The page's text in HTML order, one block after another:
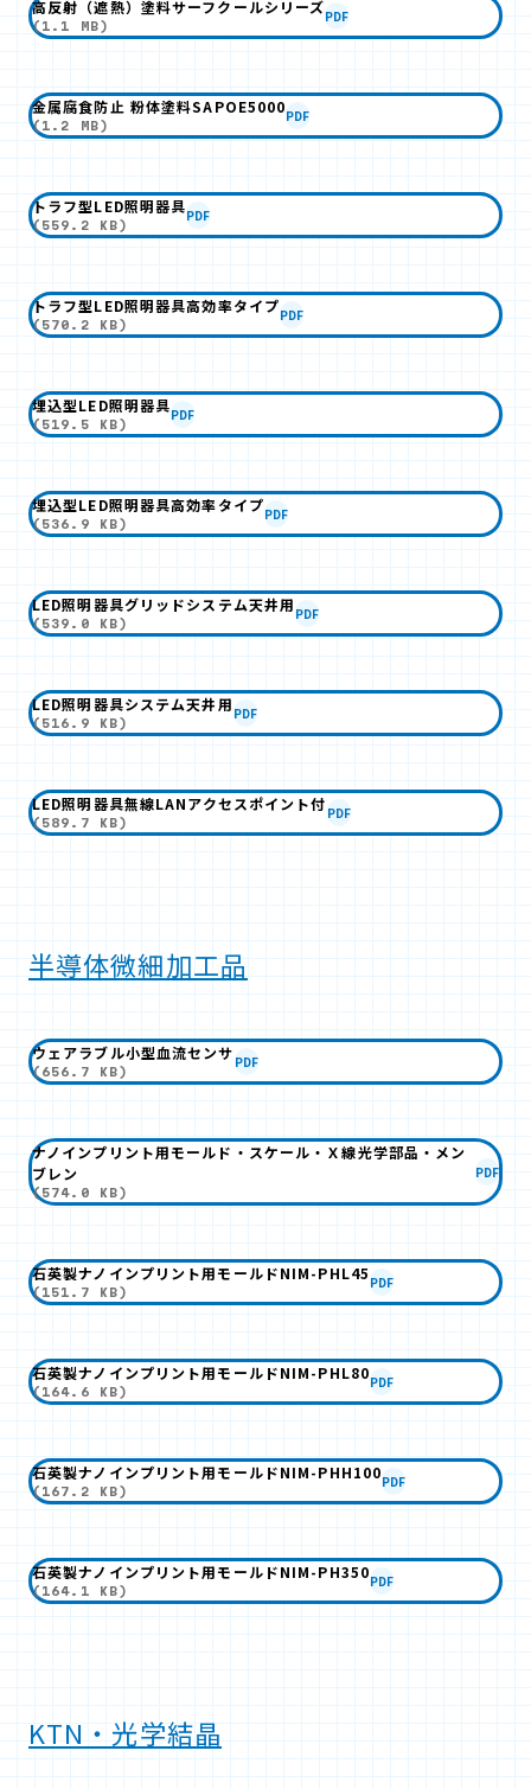
高反射（遮熱）塗料サーフクールシリーズ
(1.1 MB)
PDF
金属腐食防止 粉体塗料SAPOE5000
(1.2 MB)
PDF
トラフ型LED照明器具
(559.2 KB)
PDF
トラフ型LED照明器具高効率タイプ
(570.2 KB)
PDF
埋込型LED照明器具
(519.5 KB)
PDF
埋込型LED照明器具高効率タイプ
(536.9 KB)
PDF
LED照明器具グリッドシステム天井用
(539.0 KB)
PDF
LED照明器具システム天井用
(516.9 KB)
PDF
LED照明器具無線LANアクセスポイント付
(589.7 KB)
PDF
半導体微細加工品
ウェアラブル小型血流センサ
(656.7 KB)
PDF
ナノインプリント用モールド・スケール・Ｘ線光学部品・メン
ブレン
(574.0 KB)
PDF
石英製ナノインプリント用モールドNIM-PHL45
(151.7 KB)
PDF
石英製ナノインプリント用モールドNIM-PHL80
(164.6 KB)
PDF
石英製ナノインプリント用モールドNIM-PHH100
(167.2 KB)
PDF
石英製ナノインプリント用モールドNIM-PH350
(164.1 KB)
PDF
KTN・光学結晶